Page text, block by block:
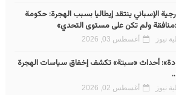
الإسباني ينتقد إيطاليا بسبب الهجرة: حكومة
ولم تكن على مستوى التحدي»
نيوز أغسطس 03, 2026
أحداث «سبتة» تكشف إخفاق سياسات الهجرة
نيوز أغسطس 02, 2026